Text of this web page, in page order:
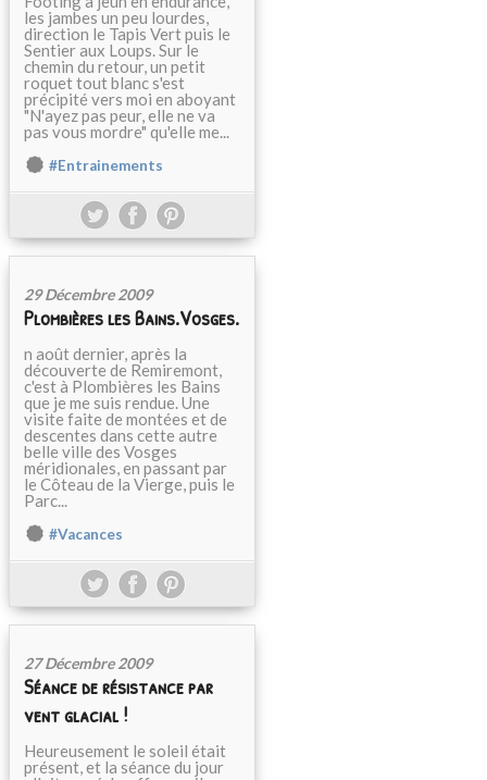
les jambes un peu lourdes,
direction le Tapis Vert puis le
Sentier aux Loups. Sur le
chemin du retour, un petit
roquet tout blanc s'est
précipité vers moi en aboyant
"N'ayez pas peur, elle ne va
pas vous mordre" qu'elle me...
#Entrainements
29 Décembre 2009
Plombières les Bains.Vosges.
n août dernier, après la
découverte de Remiremont,
c'est à Plombières les Bains
que je me suis rendue. Une
visite faite de montées et de
descentes dans cette autre
belle ville des Vosges
méridionales, en passant par
le Côteau de la Vierge, puis le
Parc...
#Vacances
27 Décembre 2009
Séance de résistance par
vent glacial !
Heureusement le soleil était
présent, et la séance du jour